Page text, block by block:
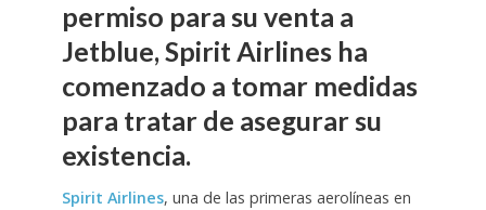
permiso para su venta a
Jetblue, Spirit Airlines ha
comenzado a tomar medidas
para tratar de asegurar su
existencia.
Spirit Airlines, una de las primeras aerolíneas en